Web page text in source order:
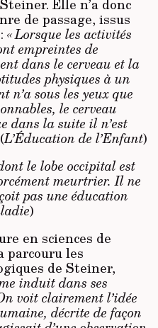
Elle n’a donc
de passage, issus
« Lorsque les activités
empreintes de
dans le cerveau et la
physiques à un
n’a sous les yeux que
le cerveau
dans la suite il n’est
(L’Éducation de l’Enfant)
le lobe occipital est
meurtrier. Il ne
pas une éducation
)
en sciences de
parcouru les
de Steiner,
induit dans ses
voit clairement l’idée
décrite de façon